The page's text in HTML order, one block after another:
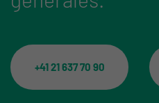
+41 21 637 70 90